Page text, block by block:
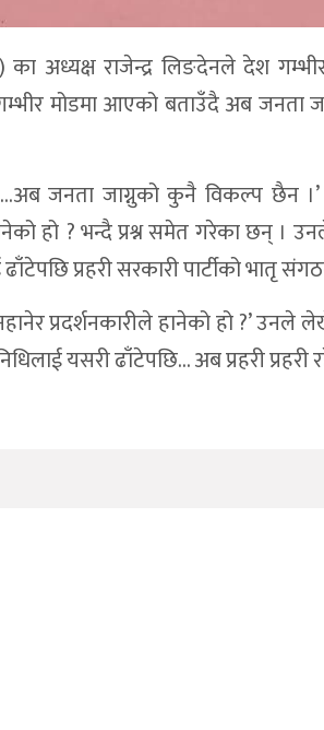
का अध्यक्ष राजेन्द्र लिङदेनले देश
मोडमा आएको बताउँदै अब जनता
जनता जाग्नुको कुनै विकल्प छैन
हो ? भन्दै प्रश्न समेत गरेका छन् ।
प्रहरी सरकारी पार्टीको भातृ
प्रदर्शनकारीले हानेको हो ?’ उनले
यसरी ढाँटेपछि… अब प्रहरी